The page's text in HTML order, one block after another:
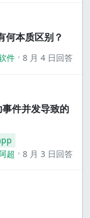
本质区别？
件 8 月 4 日回答
件并发导致的
超
8 月 3 日回答